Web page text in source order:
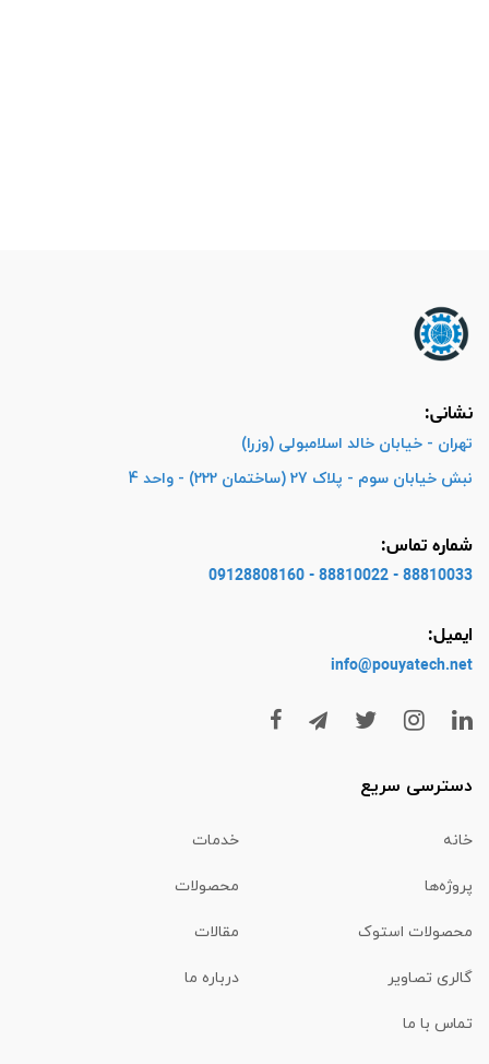
نشانی:
تهران - خیابان خالد اسلامبولی (وزرا)
نبش خیابان سوم - پلاک 27 (ساختمان 222) - واحد 4
شماره تماس:
88810033 - 88810022 - 09128808160
ایمیل:
info@pouyatech.net
دسترسی سریع
خانه خدمات
پروژه‌ها محصولات
محصولات استوک مقالات
گالری تصاویر درباره ما
تماس با ما